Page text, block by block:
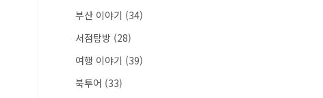
부산 이야기 (34)
서점탐방 (28)
여행 이야기 (39)
북투어 (33)